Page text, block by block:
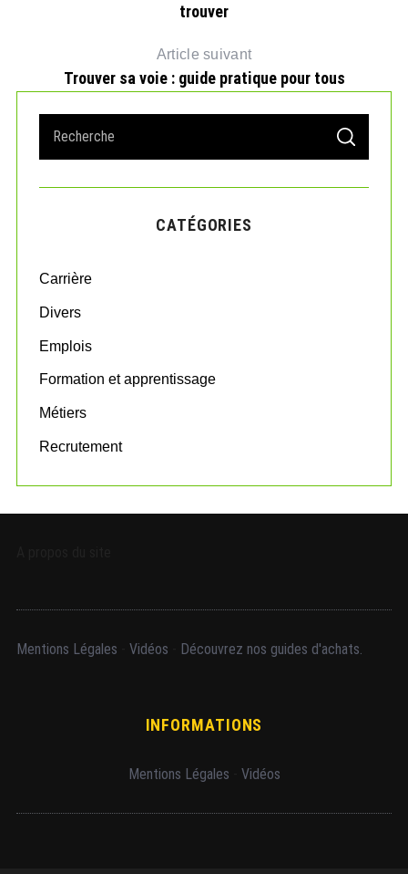
trouver
Article suivant
Trouver sa voie : guide pratique pour tous
a
r
o
:
S
A
C
CATÉGORIES
Carrière
Divers
Emplois
Formation et apprentissage
Métiers
Recrutement
Mentions Légales Vidéos Découvrez nos guides d'achats.
INFORMATIONS
Mentions Légales Vidéos